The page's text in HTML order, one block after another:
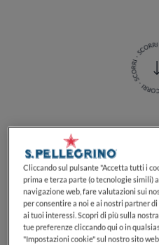
Classe 1989,
Anima, ristorante fine
all’interno dell’Hotel
Esperienze, aperto da
lombardo a fine maggio
chef firma anche la
ContemporaneaeBar con
Cliccando sul pulsante "Accetta tutti i
prima e terza parte (o tecnologie simili)
navigazione web, fare valutazioni sui
per consentire a noi e ai nostri partner
ai tuoi interessi. Scopri di più sulla
tue preferenze cliccando qui o in
"Impostazioni cookie" sul nostro sito web.